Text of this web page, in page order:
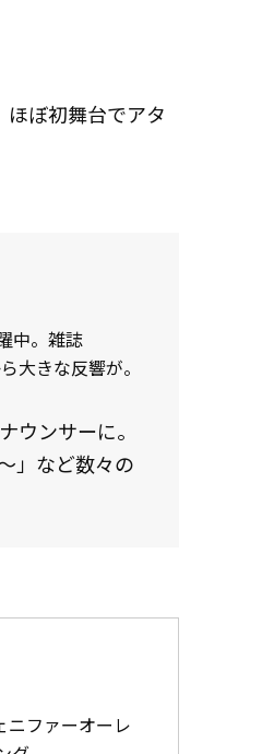
ほぼ初舞台でアタ
中。雑誌
大きな反響が。
ウンサーに。
」など数々の
ニファーオーレ